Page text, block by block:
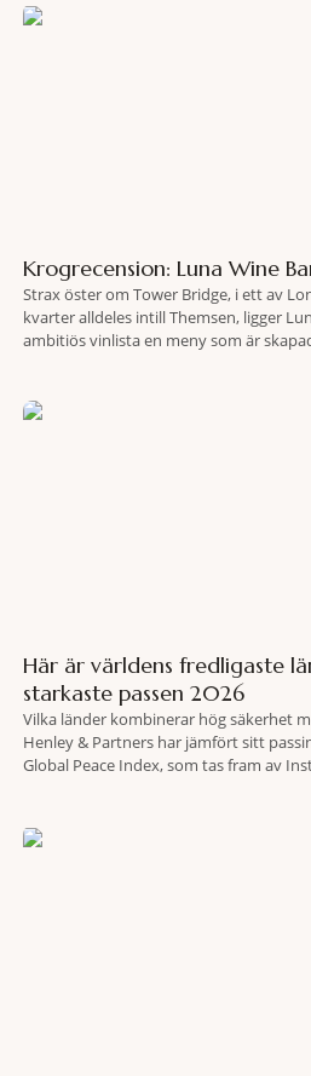
lokaliserades den 2 juni i år med hjälp
Krogrecension: Luna Wine
Strax öster om Tower Bridge, i ett av
kvarter alldeles intill Themsen, ligger
ambitiös vinlista en meny som är
Här är världens fredligaste
starkaste passen 2026
Vilka länder kombinerar hög säkerhet
Henley & Partners har jämfört sitt
Global Peace Index, som tas fram av